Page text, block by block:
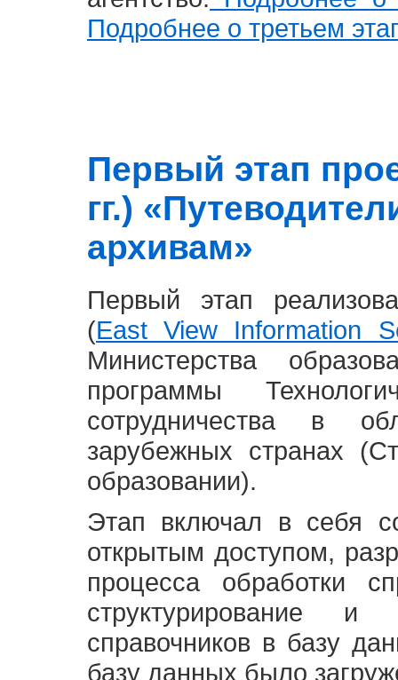
Подробнее о третьем
Первый этап
гг.)
архивам»
Первый этап
(East View Information
Министерства
программы
сотрудничества в
зарубежных странах
образовании).
Этап включал в себя
открытым доступом,
процесса обработки
структурирование и
справочников в базу
базу данных было